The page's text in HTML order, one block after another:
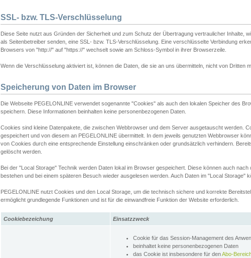
SSL- bzw. TLS-Verschlüsselung
Diese Seite nutzt aus Gründen der Sicherheit und zum Schutz der Übertragung vertraulicher Inhalte,
als Seitenbetreiber senden, eine SSL- bzw. TLS-Verschlüsselung. Eine verschlüsselte Verbindung
Browsers von "http://" auf "https://" wechselt sowie am Schloss-Symbol in ihrer Browserzeile.
Wenn die Verschlüsselung aktiviert ist, können die Daten, die sie an uns übermitteln, nicht von Dritten
Speicherung von Daten im Browser
Die Webseite PEGELONLINE verwendet sogenannte "Cookies" als auch den lokalen Speicher des
speichern. Diese Informationen beinhalten keine personenbezogenen Daten.
Cookies sind kleine Datenpakete, die zwischen Webbrowser und dem Server ausgetauscht werden.
gespeichert und von diesem an PEGELONLINE übermittelt. In dem jeweils genutzten Webbrowser
von Cookies durch eine entsprechende Einstellung einschränken oder grundsätzlich verhindern.
gelöscht werden.
Bei der "Local Storage" Technik werden Daten lokal im Browser gespeichert. Diese können auch
bestehen und bei einem späteren Besuch wieder ausgelesen werden. Auch Daten im "Local Storage"
PEGELONLINE nutzt Cookies und den Local Storage, um die technisch sichere und korrekte
ermöglicht grundlegende Funktionen und ist für die einwandfreie Funktion der Website erforderlich.
Cookiebezeichung Einsatzzweck
Cookie für das Session-Management des
beinhaltet keine personenbezogenen Daten
das Cookie ist insbesondere für denAbo-